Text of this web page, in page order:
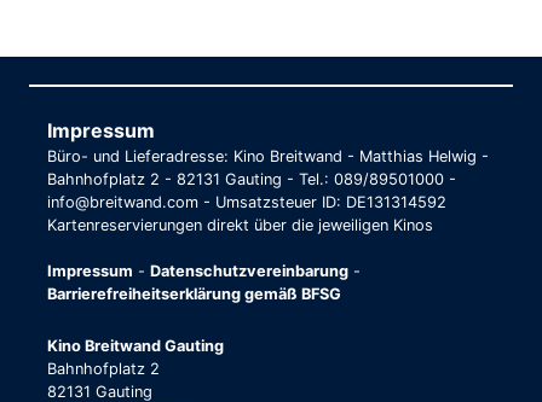
Impressum
Büro- und Lieferadresse: Kino Breitwand - Matthias Helwig -
Bahnhofplatz 2 - 82131 Gauting - Tel.: 089/89501000 -
info@breitwand.com - Umsatzsteuer ID: DE131314592
Kartenreservierungen direkt über die jeweiligen Kinos
Impressum - Datenschutzvereinbarung -
Barrierefreiheitserklärung gemäß BFSG
Kino Breitwand Gauting
Bahnhofplatz 2
82131 Gauting